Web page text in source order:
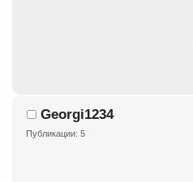
Georgi1234
Публикации: 5